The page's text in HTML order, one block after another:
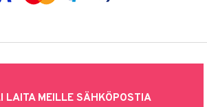
LAITA MEILLE SÄHKÖPOSTIA